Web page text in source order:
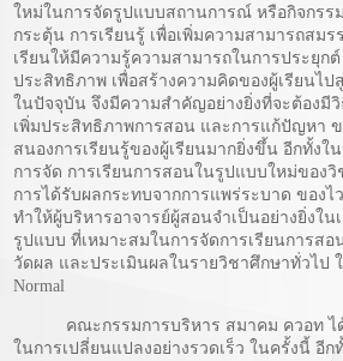
ใหม่ในการจัดรูปแบบสถานการณ์ หรือกิจกรรม
กระตุ้น การเรียนรู้ เพื่อเพิ่มความสามารถสม
เรียนให้มีความรู้ความสามารถในการประยุก
ประสิทธิภาพ เพื่อสร้างความคิดของผู้เรียนไป
ในปัจจุบัน จึงมีความสำคัญอย่างยิ่งที่จะต้องมี
เพิ่มประสิทธิภาพการสอน และการแก้ปัญหา ข
สนองการเรียนรู้ของผู้เรียนมากยิ่งขึ้น อีกทั้ง
การจัด การเรียนการสอนในรูปแบบใหม่ของวิ
การได้รับผลกระทบจากการแพร่ระบาด ของไ
ทำให้ผู้บริหารอาจารย์ผู้สอนจำเป็นอย่างยิ่งใน
รูปแบบ ที่เหมาะสมในการจัดการเรียนการสอ
วัดผล และประเมินผลในรายวิชาศึกษาทั่วไป
Normal
คณะกรรมการบริหาร สมาคม ควอท ได้
ในการเปลี่ยนแปลงอย่างรวดเร็ว ในครั้งนี้ อีก